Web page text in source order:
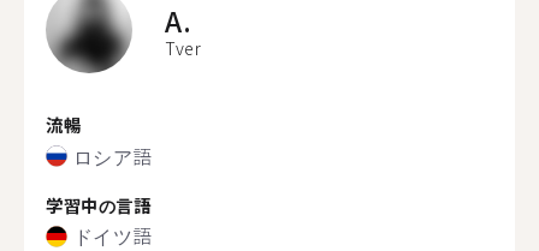
A.
Tver
流暢
ロシア語
学習中の言語
ドイツ語